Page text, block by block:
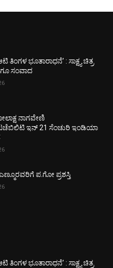
ತಿಂಗಳ ಭೂತಾರಾಧನೆ’ : ಸಾಕ್ಷ್ಯ ಚಿತ್ರ
ಸಂವಾದ
ನಾಗವೇಣಿ
ಇನ್ 21 ಸೆಂಚುರಿ ಇಂಡಿಯಾ
ಪ.ಗೋ ಪ್ರಶಸ್ತಿ
ತಿಂಗಳ ಭೂತಾರಾಧನೆ’ : ಸಾಕ್ಷ್ಯ ಚಿತ್ರ